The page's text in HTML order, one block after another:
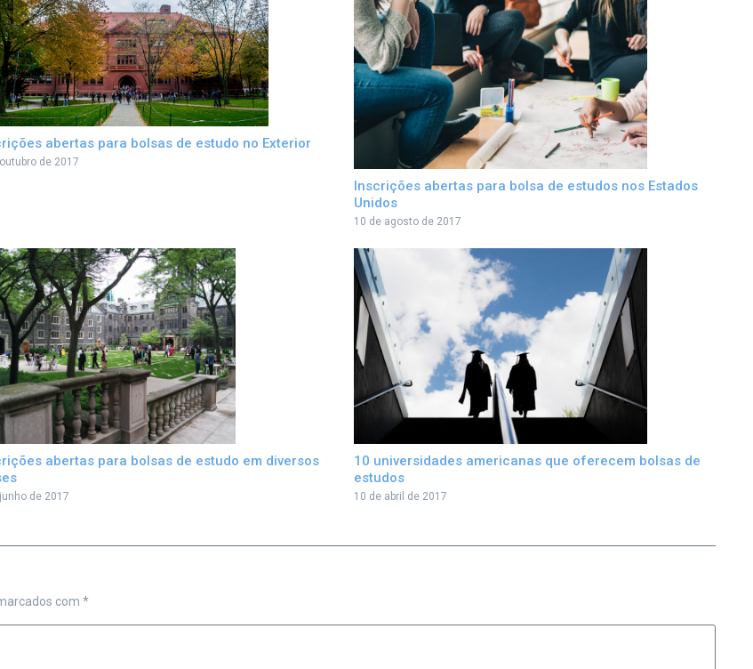
abertas para bolsas de estudo no Exterior
de 2017
Inscrições abertas para bolsa de estudos nos Estados
Unidos
10 de agosto de 2017
abertas para bolsas de estudo em diversos
de 2017
10 universidades americanas que oferecem bolsas de
estudos
10 de abril de 2017
com *